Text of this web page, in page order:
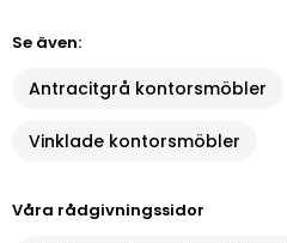
Se även:
Antracitgrå kontorsmöbler
Vinklade kontorsmöbler
Våra rådgivningssidor